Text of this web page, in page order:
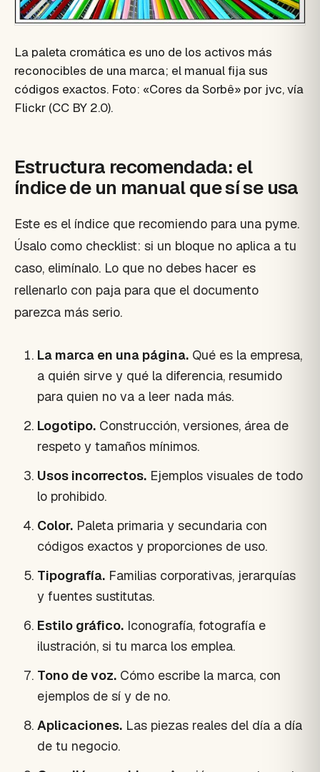
La paleta cromática es uno de los activos más
reconocibles de una marca; el manual fija sus
códigos exactos. Foto: «Cores da Sorbê» por jvc, vía
Flickr (CC BY 2.0).
Estructura recomendada: el
índice de un manual que sí se usa
Este es el índice que recomiendo para una pyme.
Úsalo como checklist: si un bloque no aplica a tu
caso, elimínalo. Lo que no debes hacer es
rellenarlo con paja para que el documento
parezca más serio.
La marca en una página. Qué es la empresa,
a quién sirve y qué la diferencia, resumido
para quien no va a leer nada más.
Logotipo. Construcción, versiones, área de
respeto y tamaños mínimos.
Usos incorrectos. Ejemplos visuales de todo
lo prohibido.
Color. Paleta primaria y secundaria con
códigos exactos y proporciones de uso.
Tipografía. Familias corporativas, jerarquías
y fuentes sustitutas.
Estilo gráfico. Iconografía, fotografía e
ilustración, si tu marca los emplea.
Tono de voz. Cómo escribe la marca, con
ejemplos de sí y de no.
Aplicaciones. Las piezas reales del día a día
de tu negocio.